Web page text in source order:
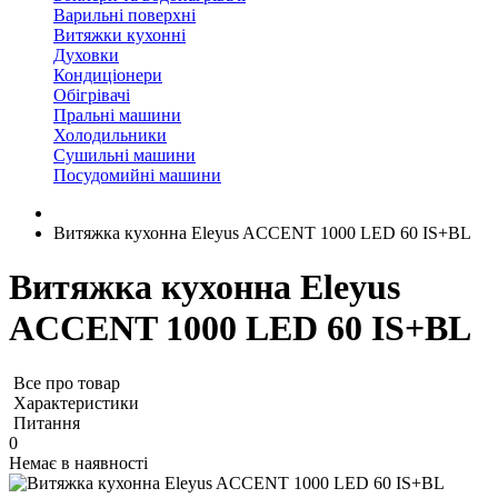
Варильні поверхні
Витяжки кухонні
Духовки
Кондиціонери
Обігрівачі
Пральні машини
Холодильники
Сушильні машини
Посудомийні машини
Витяжка кухонна Eleyus ACCENT 1000 LED 60 IS+BL
Витяжка кухонна Eleyus
ACCENT 1000 LED 60 IS+BL
Все про товар
Характеристики
Питання
0
Немає в наявності